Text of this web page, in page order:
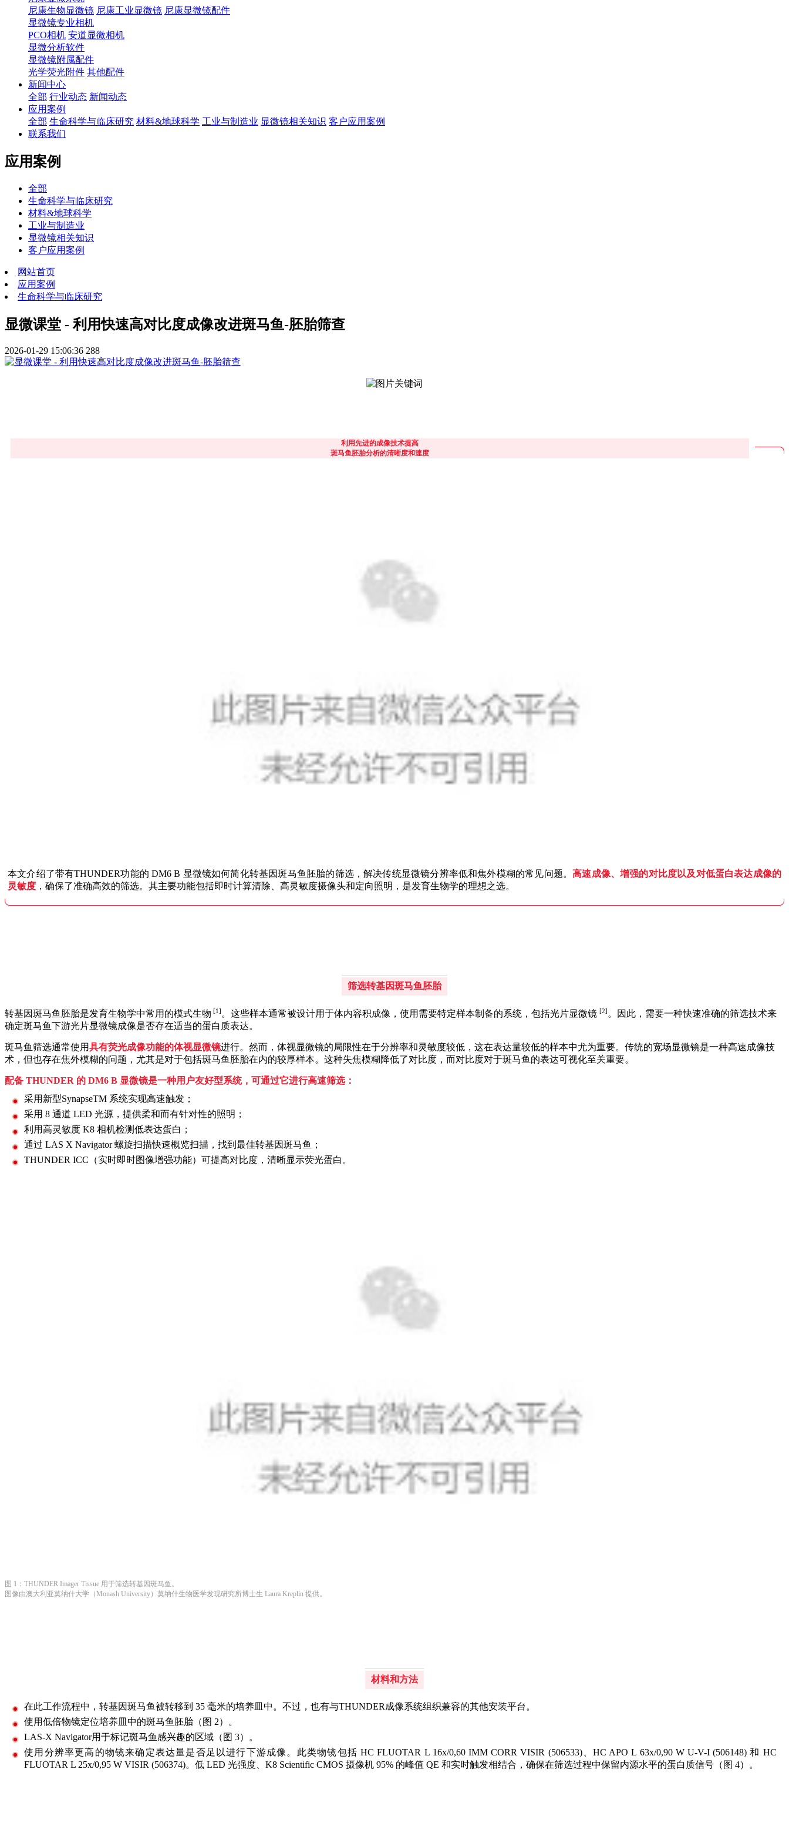
尼康生物显微镜 尼康工业显微镜 尼康显微镜配件
显微镜专业相机
PCO相机 安道显微相机
显微分析软件
显微镜附属配件
光学荧光附件 其他配件
新闻中心
全部 行业动态 新闻动态
应用案例
全部 生命科学与临床研究 材料&地球科学 工业与制造业 显微镜相关知识 客户应用案例
联系我们
应用案例
全部
生命科学与临床研究
材料&地球科学
工业与制造业
显微镜相关知识
客户应用案例
网站首页
应用案例
生命科学与临床研究
显微课堂 - 利用快速高对比度成像改进斑马鱼-胚胎筛查
2026-01-29 15:06:36 288
利用先进的成像技术提高
斑马鱼胚胎分析的清晰度和速度
本文介绍了带有THUNDER功能的 DM6 B 显微镜如何简化转基因斑马鱼胚胎的筛选，解决传统显微镜分辨率低和焦外模糊的常见问题。高速成像、增强的对比度以及对低蛋白表达成像的
灵敏度 ，确保了准确高效的筛选。其主要功能包括即时计算清除、高灵敏度摄像头和定向照明，是发育生物学的理想之选。
筛选转基因斑马鱼胚胎
转基因斑马鱼胚胎是发育生物学中常用的模式生物 [1] 。这些样本通常被设计用于体内容积成像，使用需要特定样本制备的系统，包括光片显微镜 [2] 。因此，需要一种快速准确的筛选技术来
确定斑马鱼下游光片显微镜成像是否存在适当的蛋白质表达。
斑马鱼筛选通常使用具有荧光成像功能的体视显微镜进行。然而，体视显微镜的局限性在于分辨率和灵敏度较低，这在表达量较低的样本中尤为重要。传统的宽场显微镜是一种高速成像技
术，但也存在焦外模糊的问题，尤其是对于包括斑马鱼胚胎在内的较厚样本。这种失焦模糊降低了对比度，而对比度对于斑马鱼的表达可视化至关重要。
配备 THUNDER 的 DM6 B 显微镜是一种用户友好型系统，可通过它进行高速筛选：
采用新型SynapseTM 系统实现高速触发；
采用 8 通道 LED 光源，提供柔和而有针对性的照明；
利用高灵敏度 K8 相机检测低表达蛋白；
通过 LAS X Navigator 螺旋扫描快速概览扫描，找到最佳转基因斑马鱼；
THUNDER ICC（实时即时图像增强功能）可提高对比度，清晰显示荧光蛋白。
图 1：THUNDER Imager Tissue 用于筛选转基因斑马鱼。
图像由澳大利亚莫纳什大学（Monash University）莫纳什生物医学发现研究所博士生 Laura Kreplin 提供。
材料和方法
在此工作流程中，转基因斑马鱼被转移到 35 毫米的培养皿中。不过，也有与THUNDER成像系统组织兼容的其他安装平台。
使用低倍物镜定位培养皿中的斑马鱼胚胎（图 2）。
LAS-X Navigator用于标记斑马鱼感兴趣的区域（图 3）。
使用分辨率更高的物镜来确定表达量是否足以进行下游成像。此类物镜包括 HC FLUOTAR L 16x/0,60 IMM CORR VISIR (506533)、HC APO L 63x/0,90 W U-V-I (506148) 和 HC
FLUOTAR L 25x/0,95 W VISIR (506374)。低 LED 光强度、K8 Scientific CMOS 摄像机 95% 的峰值 QE 和实时触发相结合，确保在筛选过程中保留内源水平的蛋白质信号（图 4）。